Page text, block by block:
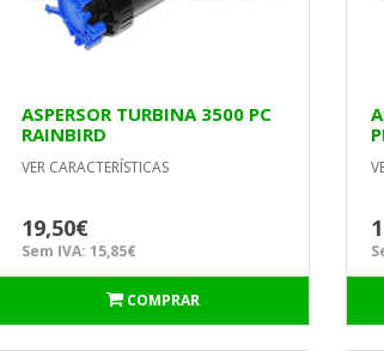
ASPERSOR TURBINA 3500 PC
RAINBIRD
VER CARACTERÍSTICAS
19,50€
Sem IVA: 15,85€
COMPRAR